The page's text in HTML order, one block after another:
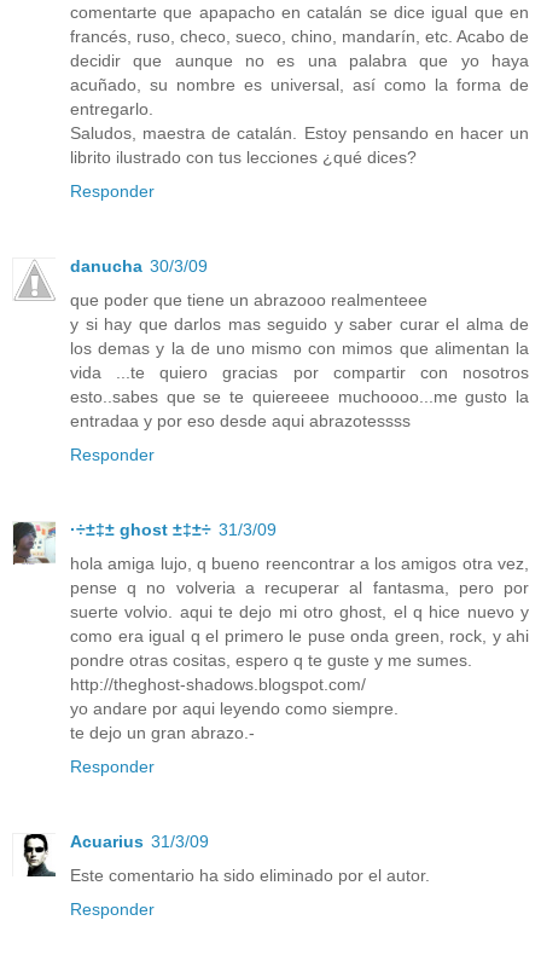
comentarte que apapacho en catalán se dice igual que en
francés, ruso, checo, sueco, chino, mandarín, etc. Acabo de
decidir que aunque no es una palabra que yo haya
acuñado, su nombre es universal, así como la forma de
entregarlo.
Saludos, maestra de catalán. Estoy pensando en hacer un
librito ilustrado con tus lecciones ¿qué dices?
Responder
danucha 30/3/09
que poder que tiene un abrazooo realmenteee
y si hay que darlos mas seguido y saber curar el alma de
los demas y la de uno mismo con mimos que alimentan la
vida ...te quiero gracias por compartir con nosotros
esto..sabes que se te quiereeee muchoooo...me gusto la
entradaa y por eso desde aqui abrazotessss
Responder
·÷±‡± ghost ±‡±÷ 31/3/09
hola amiga lujo, q bueno reencontrar a los amigos otra vez,
pense q no volveria a recuperar al fantasma, pero por
suerte volvio. aqui te dejo mi otro ghost, el q hice nuevo y
como era igual q el primero le puse onda green, rock, y ahi
pondre otras cositas, espero q te guste y me sumes.
http://theghost-shadows.blogspot.com/
yo andare por aqui leyendo como siempre.
te dejo un gran abrazo.-
Responder
Acuarius 31/3/09
Este comentario ha sido eliminado por el autor.
Responder